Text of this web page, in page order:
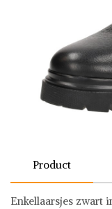
Product
Enkellaarsjes zwart